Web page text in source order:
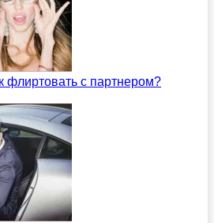
флиртовать с партнером?